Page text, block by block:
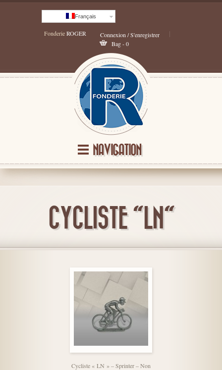
Français
FonderieROGER
Connexion / S'enregistrer
Bag - 0
NAVIGATION
CYCLISTE "LN"
Cycliste « LN » – Sprinter – Non